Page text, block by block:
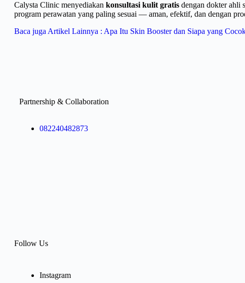
Calysta Clinic menyediakan konsultasi kulit gratis dengan dokter ahli
program perawatan yang paling sesuai — aman, efektif, dan dengan
Baca juga Artikel Lainnya : Apa Itu Skin Booster dan Siapa yang
Partnership & Collaboration
082240482873
Follow Us
Instagram